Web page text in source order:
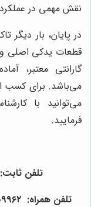
نقش مهمی در
در پایان، بار دیگر
قطعات یدکی اصلی
گارانتی معتبر،
می‌باشد. برای کسب
می‌توانید با
فرمایید.
تلفن ثابت: ۰۲۱۵۵۴۵۹۲۵۲ -
تلفن همراه: ۰۹۱۲۵۹۰۹۹۶۲ - ۰۹۱۲۵۱۲۱۵۴۰‌‌‌ - ۰۹۱۲۶۹۳۱۶۶۷